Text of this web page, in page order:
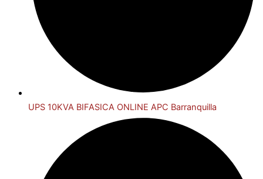
UPS 10KVA BIFASICA ONLINE APC Barranquilla